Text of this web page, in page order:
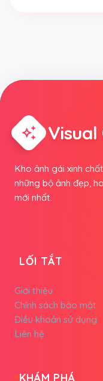
auto_awesome Visual
Kho ảnh gái xinh
những bộ ảnh đẹp,
mới nhất.
LỐI TẮT
Giới thiệu
Chính sách bảo mật
Điều khoản sử dụng
Liên hệ
KHÁM PHÁ